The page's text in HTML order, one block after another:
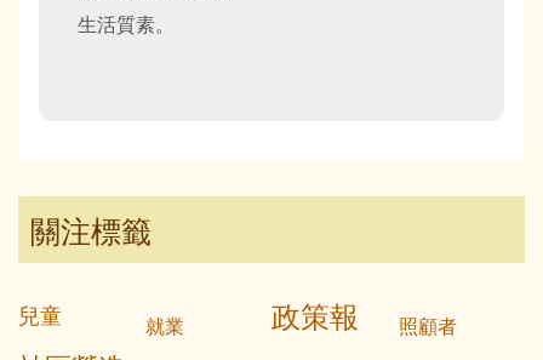
生活質素。
關注標籤
兒童 就業 政策報 照顧者